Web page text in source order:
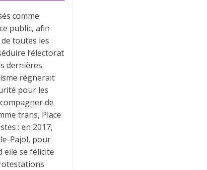
comme
public, afin
toutes les
l’électorat
dernières
régnerait
pour les
de
trans, Place
: en 2017,
Pajol, pour
elle se félicite